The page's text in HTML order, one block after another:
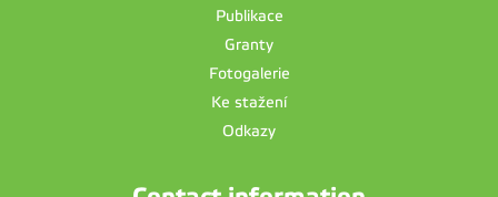
Publikace
Granty
Fotogalerie
Ke stažení
Odkazy